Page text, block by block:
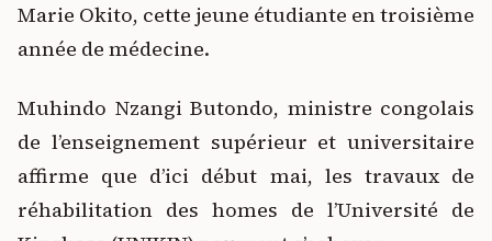
Marie Okito, cette jeune étudiante en troisième
année de médecine.
Muhindo Nzangi Butondo, ministre congolais
de l’enseignement supérieur et universitaire
affirme que d’ici début mai, les travaux de
réhabilitation des homes de l’Université de